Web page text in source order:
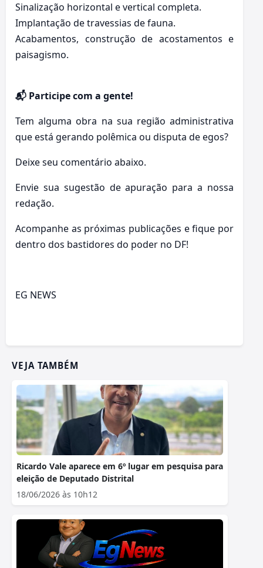
Sinalização horizontal e vertical completa.
Implantação de travessias de fauna.
Acabamentos, construção de acostamentos e
paisagismo.
📬 Participe com a gente!
Tem alguma obra na sua região administrativa
que está gerando polêmica ou disputa de egos?
Deixe seu comentário abaixo.
Envie sua sugestão de apuração para a nossa
redação.
Acompanhe as próximas publicações e fique por
dentro dos bastidores do poder no DF!
EG NEWS
VEJA TAMBÉM
Ricardo Vale aparece em 6º lugar em pesquisa para
eleição de Deputado Distrital
18/06/2026 às 10h12